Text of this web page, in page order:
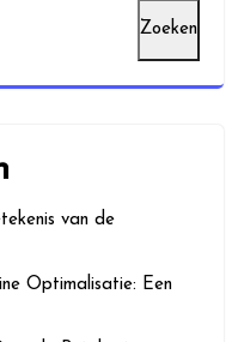
Zoeken
van de
Optimalisatie: Een